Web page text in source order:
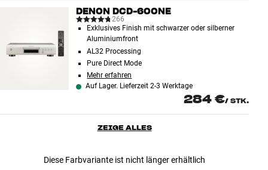
DENON DCD-600NE
266
Exklusives Finish mit schwarzer oder silberner
Aluminiumfront
AL32 Processing
Pure Direct Mode
Mehr erfahren
Auf Lager. Lieferzeit 2-3 Werktage
284 €/ STK.
ZEIGE ALLES
Diese Farbvariante ist nicht länger erhältlich